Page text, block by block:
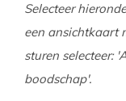
Selecteer
een ansichtkaart
sturen selecteer:
boodschap'.